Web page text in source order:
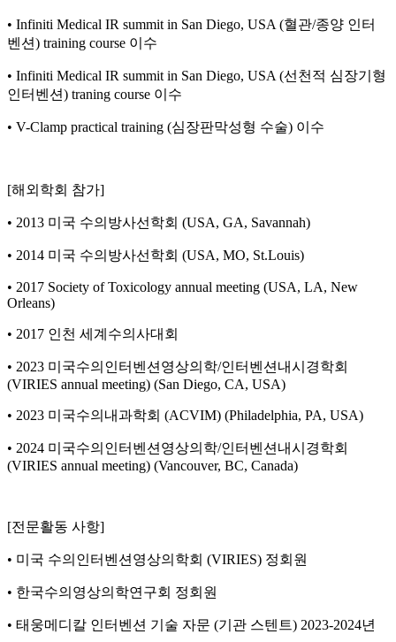
• Infiniti Medical IR summit in San Diego, USA (혈관/종양 인터
벤션) training course 이수
• Infiniti Medical IR summit in San Diego, USA (선천적 심장기형
인터벤션) traning course 이수
• V-Clamp practical training (심장판막성형 수술) 이수
[해외학회 참가]
• 2013 미국 수의방사선학회 (USA, GA, Savannah)
• 2014 미국 수의방사선학회 (USA, MO, St.Louis)
• 2017 Society of Toxicology annual meeting (USA, LA, New
Orleans)
• 2017 인천 세계수의사대회
• 2023 미국수의인터벤션영상의학/인터벤션내시경학회
(VIRIES annual meeting) (San Diego, CA, USA)
• 2023 미국수의내과학회 (ACVIM) (Philadelphia, PA, USA)
• 2024 미국수의인터벤션영상의학/인터벤션내시경학회
(VIRIES annual meeting) (Vancouver, BC, Canada)
[전문활동 사항]
• 미국 수의인터벤션영상의학회 (VIRIES) 정회원
• 한국수의영상의학연구회 정회원
• 태웅메디칼 인터벤션 기술 자문 (기관 스텐트) 2023-2024년